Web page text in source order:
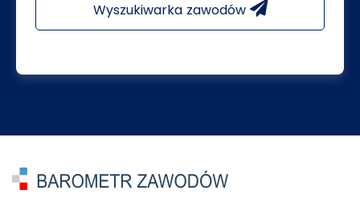
Wyszukiwarka zawodów